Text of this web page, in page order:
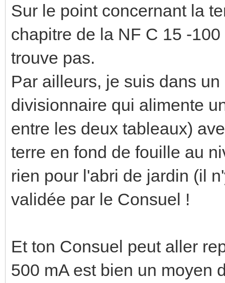
Sur le point concernant la
chapitre de la NF C 15 -
trouve pas.
Par ailleurs, je suis dans
divisionnaire qui alimente
entre les deux tableaux)
terre en fond de fouille au
rien pour l'abri de jardin (il
validée par le Consuel !
Et ton Consuel peut aller
500 mA est bien un moyen